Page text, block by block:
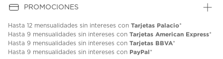
PROMOCIONES
Hasta 12 mensualidades sin intereses con Tarjetas Palacio*
Hasta 9 mensualidades sin intereses con Tarjetas American Express*
Hasta 9 mensualidades sin intereses con Tarjetas BBVA*
Hasta 9 mensualidades sin intereses con PayPal*